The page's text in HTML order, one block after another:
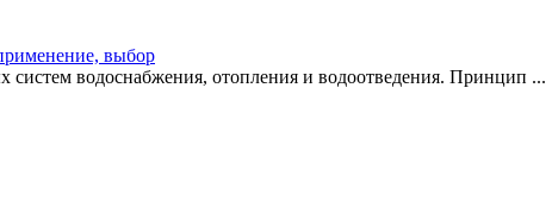
выбор
водоснабжения, отопления и водоотведения. Принцип ...